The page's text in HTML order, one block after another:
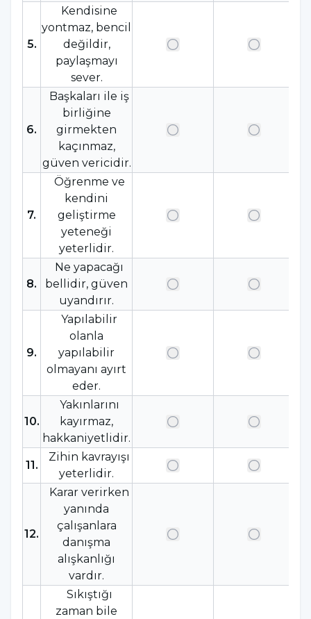
5.
Kendisine
yontmaz, bencil
değildir,
paylaşmayı
sever.
6.
Başkaları ile iş
birliğine
girmekten
kaçınmaz,
güven vericidir.
7.
Öğrenme ve
kendini
geliştirme
yeteneği
yeterlidir.
8.
Ne yapacağı
bellidir, güven
uyandırır.
9.
Yapılabilir
olanla
yapılabilir
olmayanı ayırt
eder.
10.
Yakınlarını
kayırmaz,
hakkaniyetlidir.
11.
Zihin kavrayışı
yeterlidir.
12.
Karar verirken
yanında
çalışanlara
danışma
alışkanlığı
vardır.
Sıkıştığı
zaman bile